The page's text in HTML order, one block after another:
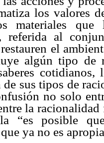
los valores
materiales
referida al
el
algún tipo de
sus tipos de
no solo
la
“es posible
ya no es